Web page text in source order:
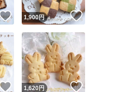
いいね！
1,900円 いいね！
いいね！
1,620円 いいね！